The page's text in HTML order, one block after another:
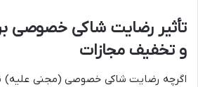
تأثیر رضایت شاکی خصوصی
و تخفیف مجازات
اگرچه رضایت شاکی خصوصی (مجنی علیه)